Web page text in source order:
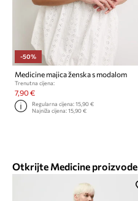
-50%
Medicine majica ženska s modalom
Trenutna cijena:
7,90 €
Regularna cijena:15,90 €
Najniža cijena:15,90 €
Otkrijte Medicine proizvode